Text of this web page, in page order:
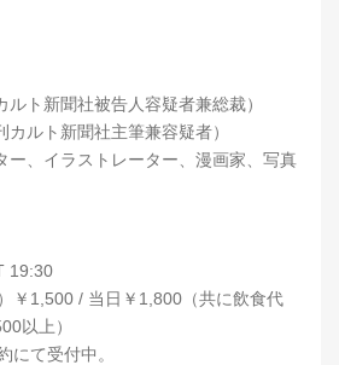
ト新聞社被告人容疑者兼総裁）
ルト新聞社主筆兼容疑者）
ー、イラストレーター、漫画家、写真
19:30
￥1,500 / 当日￥1,800（共に飲食代
以上）
にて受付中。